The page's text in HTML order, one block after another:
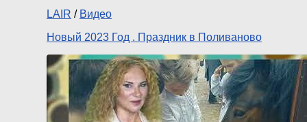
LAIR / Видео
Новый 2023 Год . Праздник в Поливаново